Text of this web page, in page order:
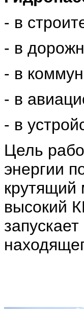
- в
- в
- в
- в
- в
Цель
энергии
крутящий
высокий